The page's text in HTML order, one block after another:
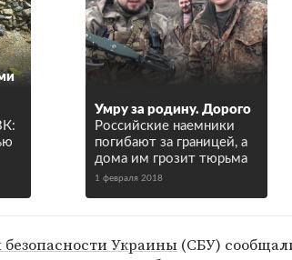
Умру за родину. Дорого
Российские наемники
погибают за границей, а
дома им грозит тюрьма
1 февраля 2018
Украины (СБУ)